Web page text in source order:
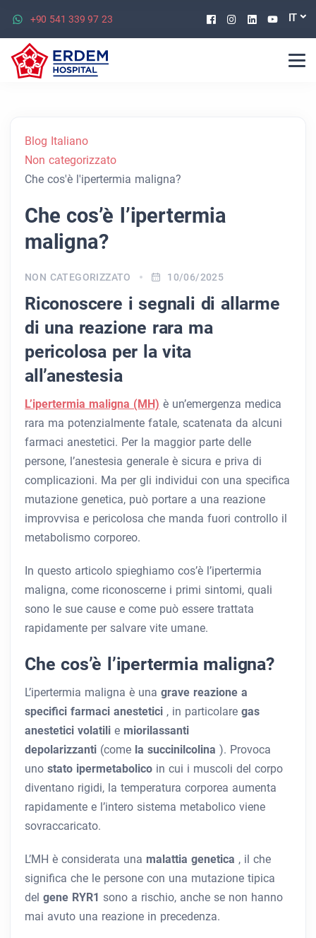
+90 541 339 97 23 Facebook
Instagram
Linkedin
IT
Blog Italiano
Non categorizzato
Che cos'è l'ipertermia maligna?
Che cos’è l’ipertermia
maligna?
NON CATEGORIZZATO 10/06/2025
Riconoscere i segnali di allarme
di una reazione rara ma
pericolosa per la vita
all’anestesia
L’ipertermia maligna (MH) è un’emergenza medica
rara ma potenzialmente fatale, scatenata da alcuni
farmaci anestetici. Per la maggior parte delle
persone, l’anestesia generale è sicura e priva di
complicazioni. Ma per gli individui con una specifica
mutazione genetica, può portare a una reazione
improvvisa e pericolosa che manda fuori controllo il
metabolismo corporeo.
In questo articolo spieghiamo cos’è l’ipertermia
maligna, come riconoscerne i primi sintomi, quali
sono le sue cause e come può essere trattata
rapidamente per salvare vite umane.
Che cos’è l’ipertermia maligna?
L’ipertermia maligna è una grave reazione a
specifici farmaci anestetici , in particolare gas
anestetici volatili e miorilassanti
depolarizzanti (come la succinilcolina ). Provoca
uno stato ipermetabolico in cui i muscoli del corpo
diventano rigidi, la temperatura corporea aumenta
rapidamente e l’intero sistema metabolico viene
sovraccaricato.
L’MH è considerata una malattia genetica , il che
significa che le persone con una mutazione tipica
del gene RYR1 sono a rischio, anche se non hanno
mai avuto una reazione in precedenza.